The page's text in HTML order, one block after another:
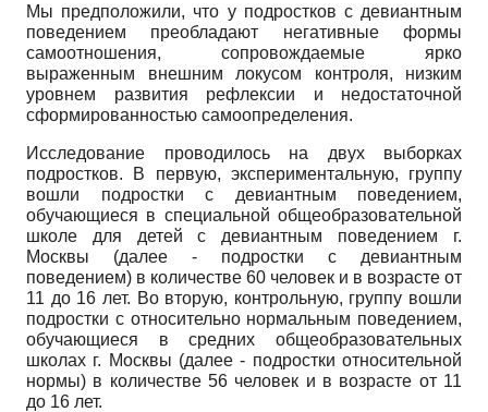
Мы предположили, что у подростков с девиантным
поведением преобладают негативные формы
самоотношения, сопровождаемые ярко
выраженным внешним локусом контроля, низким
уровнем развития рефлексии и недостаточной
сформированностью самоопределения.
Исследование проводилось на двух выборках
подростков. В первую, экспериментальную, группу
вошли подростки с девиантным поведением,
обучающиеся в специальной общеобразовательной
школе для детей с девиантным поведением г.
Москвы (далее - подростки с девиантным
поведением) в количестве 60 человек и в возрасте от
11 до 16 лет. Во вторую, контрольную, группу вошли
подростки с относительно нормальным поведением,
обучающиеся в средних общеобразовательных
школах г. Москвы (далее - подростки относительной
нормы) в количестве 56 человек и в возрасте от 11
до 16 лет.